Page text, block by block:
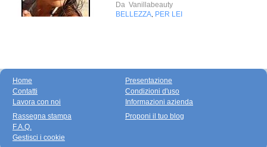
Da Vanillabeauty
BELLEZZA PER LEI
Home
Contatti
Lavora con noi
Presentazione
Condizioni d'uso
Informazioni azienda
Rassegna stampa
F.A.Q.
Gestisci i cookie
Proponi il tuo blog